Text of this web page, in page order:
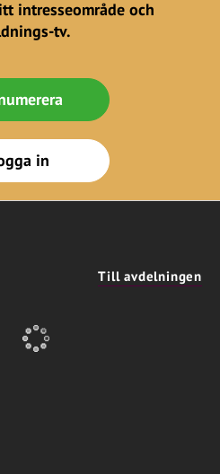
intresseområde och
tv.
in
Till avdelningen